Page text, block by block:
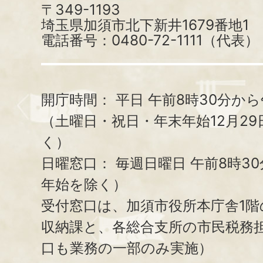
〒349-1193
埼玉県加須市北下新井1679番地1
電話番号：0480-72-1111（代表）
開庁時間： 平日 午前8時30分か
（土曜日・祝日・年末年始12月
く）
日曜窓口： 毎週日曜日 午前8時
年始を除く）
受付窓口は、加須市役所本庁舎1
収納課と、 各総合支所の市民税務
口も業務の一部のみ実施）